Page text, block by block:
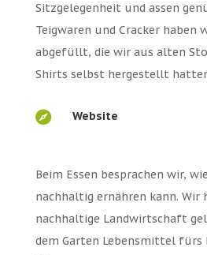
Sitzgelegenheit und assen
Teigwaren und Cracker
abgefüllt, die wir aus alten
Shirts selbst hergestellt
 Website
Beim Essen besprachen wir,
nachhaltig ernähren kann. Wir
nachhaltige Landwirtschaft
dem Garten Lebensmittel fürs